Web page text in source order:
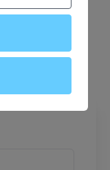
y
ALQUILER DE
TOTAL